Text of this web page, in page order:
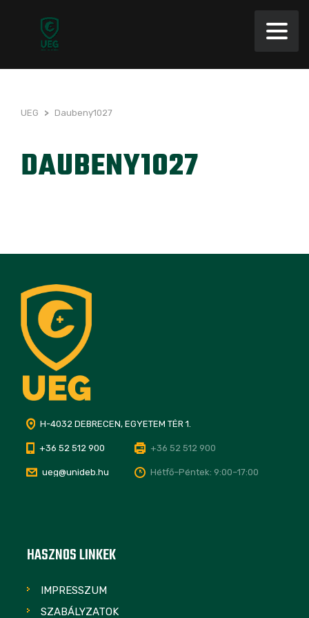
UEG > Daubeny1027
DAUBENY1027
H-4032 DEBRECEN, EGYETEM TÉR 1.
+36 52 512 900 +36 52 512 900
ueg@unideb.hu Hétfő–Péntek: 9:00–17:00
HASZNOS LINKEK
IMPRESSZUM
SZABÁLYZATOK